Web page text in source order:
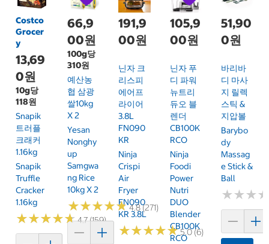
Costco
Grocer
y
13,69
0원
10g당
118원
Snapik
트러플
크래커
1.16kg
Snapik
Truffle
Cracker
1.16kg
★★★★★
★★★★★4.7 (159)
66,9
00원
100g당
310원
예산농
협 삼광
쌀10kg
X 2
Yesan
Nonghy
Up
Samgwa
Ng Rice
10kg X 2
★★★★★
★★★★★4.8 (271)
191,9
00원
닌자 크
리스피
에어프
라이어
3.8L
FN090
KR
Ninja
Crispi
Air
Fryer
FN090
KR 3.8L
★★★★★
★★★★★5.0 (6)
105,9
00원
닌자 푸
디 파워
뉴트리
듀오 블
렌더
CB100K
RCO
Ninja
Foodi
Power
Nutri
DUO
Blender
CB100K
RCO
51,90
0원
바리바
디 마사
지 릴렉
스틱 &
지압볼
Barybo
Dy
Massag
E Stick &
Ball
★★★
★★★